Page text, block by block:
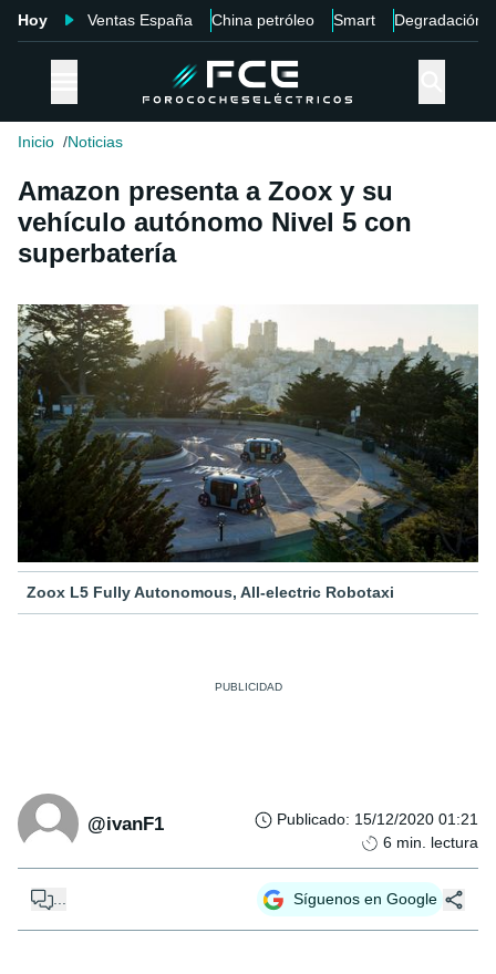
Hoy Ventas España China petróleo Smart Degradación
Inicio Noticias
Amazon presenta a Zoox y su
vehículo autónomo Nivel 5 con
superbatería
Zoox L5 Fully Autonomous, All-electric Robotaxi
@ivanF1 Publicado: 15/12/2020 01:21
6 min. lectura
... Síguenos en Google